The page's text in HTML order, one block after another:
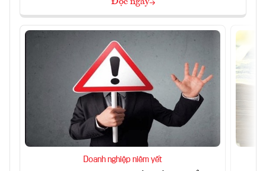
Doanh nghiệp niêm yết